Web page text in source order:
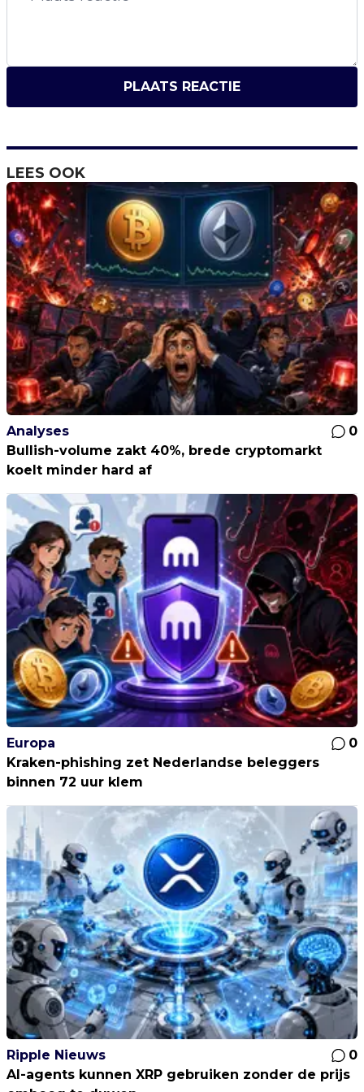
PLAATS REACTIE
LEES OOK
Analyses
0
Bullish-volume zakt 40%, brede cryptomarkt
koelt minder hard af
Europa
0
Kraken-phishing zet Nederlandse beleggers
binnen 72 uur klem
Ripple Nieuws
0
AI-agents kunnen XRP gebruiken zonder de prijs